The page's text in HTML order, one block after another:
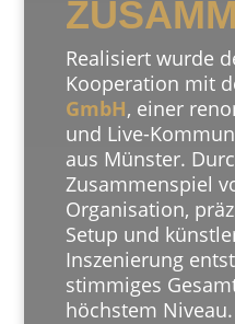
Realisiert wurde
Kooperation mit
GmbH, einer
und Live-
aus Münster.
Zusammenspiel
Organisation,
Setup und
Inszenierung
stimmiges
höchstem Niveau.